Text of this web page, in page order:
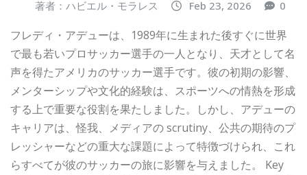
著者：ハビエル・モラレス Feb 23, 2026 0
フレディ・アデューは、1989年に生まれた後すぐに世界
で最も若いプロサッカー選手の一人となり、天才として名
声を得たアメリカのサッカー選手です。彼の初期の影響、
メンターシップや文化的経験は、スポーツへの情熱を形成
する上で重要な役割を果たしました。しかし、アデューの
キャリアは、怪我、メディアの scrutiny、公共の期待のプ
レッシャーなどの重大な課題によって特徴づけられ、これ
らすべてが彼のサッカーの旅に影響を与えました。 Key